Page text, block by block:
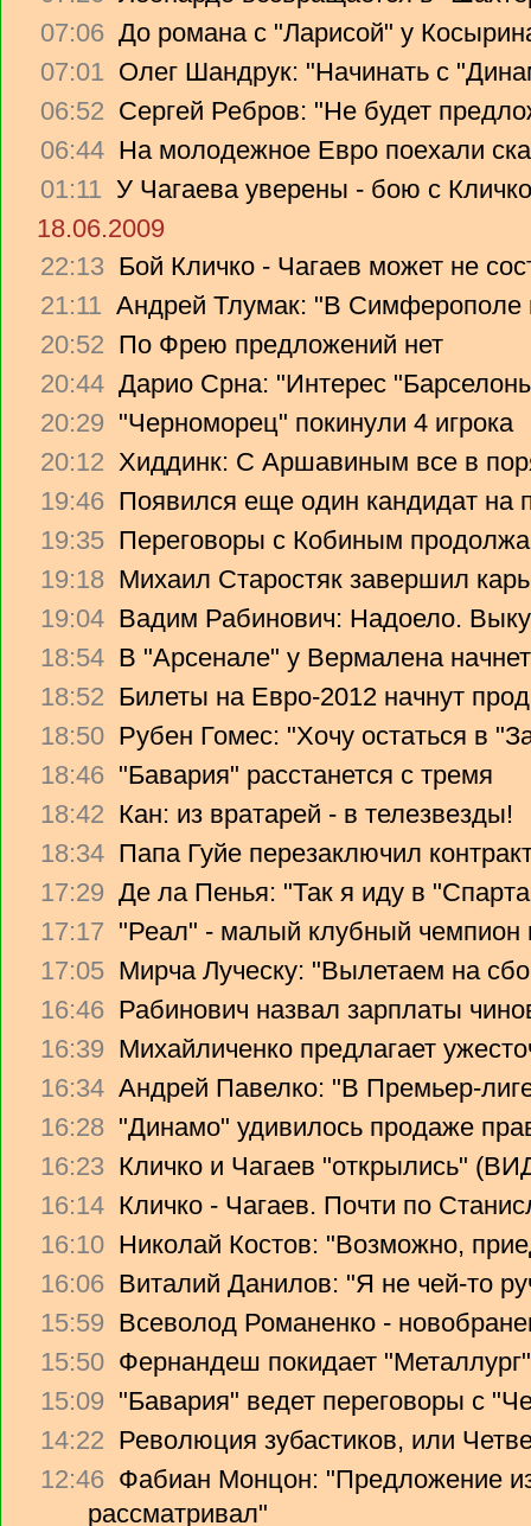
07:06 До романа с "Ларисой" у
07:01 Олег Шандрук: "Начинать с
06:52 Сергей Ребров: "Не будет
06:44 На молодежное Евро поехали
01:11 У Чагаева уверены - бою с
18.06.2009
22:13 Бой Кличко - Чагаев может не
21:11 Андрей Тлумак: "В Симферополе
20:52 По Фрею предложений нет
20:44 Дарио Срна: "Интерес
20:29 "Черноморец" покинули 4 игрока
20:12 Хиддинк: С Аршавиным все в
19:46 Появился еще один кандидат на
19:35 Переговоры с Кобиным
19:18 Михаил Старостяк завершил
19:04 Вадим Рабинович: Надоело.
18:54 В "Арсенале" у Вермалена
18:52 Билеты на Евро-2012 начнут
18:50 Рубен Гомес: "Хочу остаться в
18:46 "Бавария" расстанется с тремя
18:42 Кан: из вратарей - в телезвезды!
18:34 Папа Гуйе перезаключил
17:29 Де ла Пенья: "Так я иду в
17:17 "Реал" - малый клубный чемпион
17:05 Мирча Луческу: "Вылетаем на
16:46 Рабинович назвал зарплаты
16:39 Михайличенко предлагает
16:34 Андрей Павелко: "В Премьер-
16:28 "Динамо" удивилось продаже
16:23 Кличко и Чагаев "открылись"
16:14 Кличко - Чагаев. Почти по
16:10 Николай Костов: "Возможно,
16:06 Виталий Данилов: "Я не чей-то
15:59 Всеволод Романенко -
15:50 Фернандеш покидает "Металлург"
15:09 "Бавария" ведет переговоры с
14:22 Революция зубастиков, или
12:46 Фабиан Монцон: "Предложение
рассматривал"